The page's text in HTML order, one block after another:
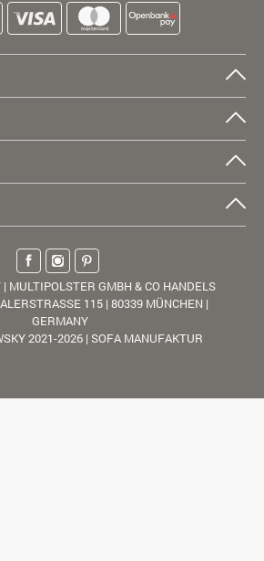
MULTIPOLSTER GMBH & CO HANDELS
115 | 80339 MÜNCHEN |
GERMANY
2021-2026 | SOFA MANUFAKTUR